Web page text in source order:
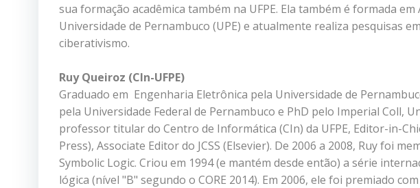
sua formação acadêmica também na UFPE. Ela também é formada
Universidade de Pernambuco (UPE) e atualmente realiza pesquisas
ciberativismo.
Ruy Queiroz (CIn-UFPE)
Graduado em Engenharia Eletrônica pela Universidade de
pela Universidade Federal de Pernambuco e PhD pelo Imperial Coll,
professor titular do Centro de Informática (CIn) da UFPE, Editor-in-
Press), Associate Editor do JCSS (Elsevier). De 2006 a 2008, Ruy foi
Symbolic Logic. Criou em 1994 (e mantém desde então) a série
lógica (nível "B" segundo o CORE 2014). Em 2006, ele foi premiado